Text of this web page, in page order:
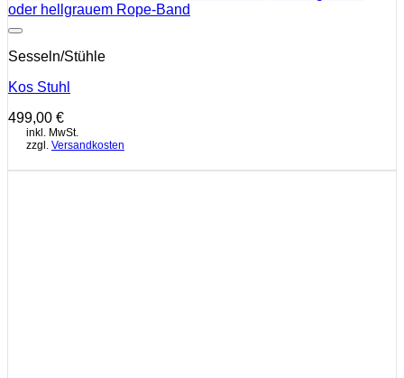
Sesseln/Stühle
Kos Stuhl
499,00 €
inkl. MwSt.
zzgl. Versandkosten